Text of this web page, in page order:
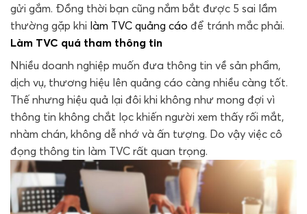
gửi gắm. Đồng thời bạn cũng nắm bắt được 5 sai lầm
thường gặp khi làm TVC quảng cáo để tránh mắc phải.
Làm TVC quá tham thông tin
Nhiều doanh nghiệp muốn đưa thông tin về sản phẩm,
dịch vụ, thương hiệu lên quảng cáo càng nhiều càng tốt.
Thế nhưng hiệu quả lại đôi khi không như mong đợi vì
thông tin không chắt lọc khiến người xem thấy rối mắt,
nhàm chán, không dễ nhớ và ấn tượng. Do vậy việc cô
đọng thông tin làm TVC rất quan trọng.